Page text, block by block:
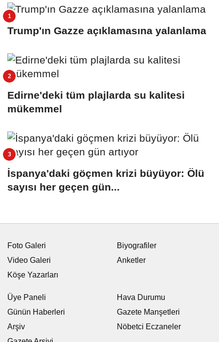
Trump'ın Gazze açıklamasına yalanlama
Edirne'deki tüm plajlarda su kalitesi
mükemmel
İspanya'daki göçmen krizi büyüyor: Ölü
sayısı her geçen gün...
Foto Galeri
Video Galeri
Köşe Yazarları
Biyografiler
Anketler
Üye Paneli
Günün Haberleri
Arşiv
Hava Durumu
Gazete Manşetleri
Nöbetci Eczaneler